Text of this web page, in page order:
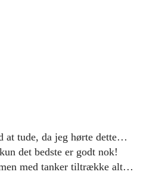
at tude, da jeg hørte dette…
det bedste er godt nok!
med tanker tiltrække alt…